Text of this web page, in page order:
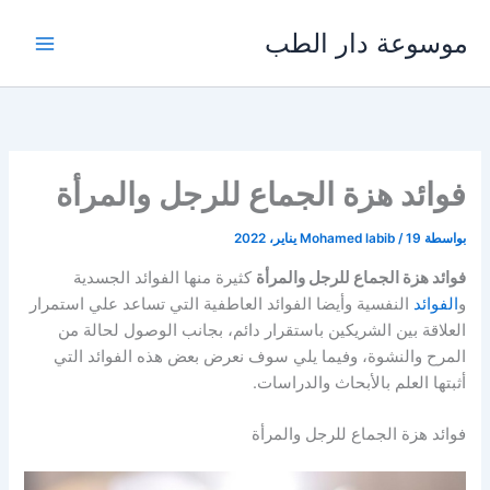
المحتوى
موسوعة دار الطب
فوائد هزة الجماع للرجل والمرأة
بواسطة Mohamed labib /19 يناير، 2022
فوائد هزة الجماع للرجل والمرأة كثيرة منها الفوائد الجسدية
والفوائد النفسية وأيضا الفوائد العاطفية التي تساعد علي استمرار
العلاقة بين الشريكين باستقرار دائم، بجانب الوصول لحالة من
المرح والنشوة، وفيما يلي سوف نعرض بعض هذه الفوائد التي
أثبتها العلم بالأبحاث والدراسات.
فوائد هزة الجماع للرجل والمرأة